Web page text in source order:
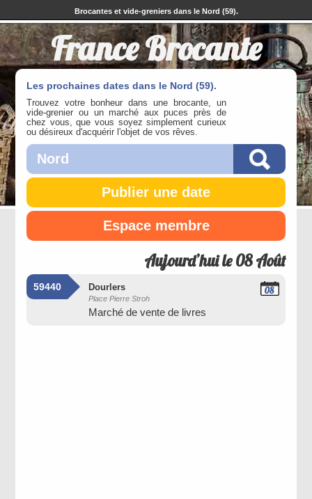
Brocantes et vide-greniers dans le Nord (59).
France Brocante
Les prochaines dates dans le Nord (59).
Trouvez votre bonheur dans une brocante, un
vide-grenier ou un marché aux puces près de
chez vous, que vous soyez simplement curieux
ou désireux d'acquérir l'objet de vos rêves.
Publier une date
Espace membre
Aujourd’hui le 08 Août
59440 Dourlers
Place Pierre Stroh
Marché de vente de livres
08